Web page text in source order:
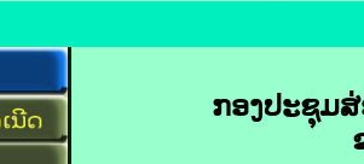
ກອງປະຊຸມສ່